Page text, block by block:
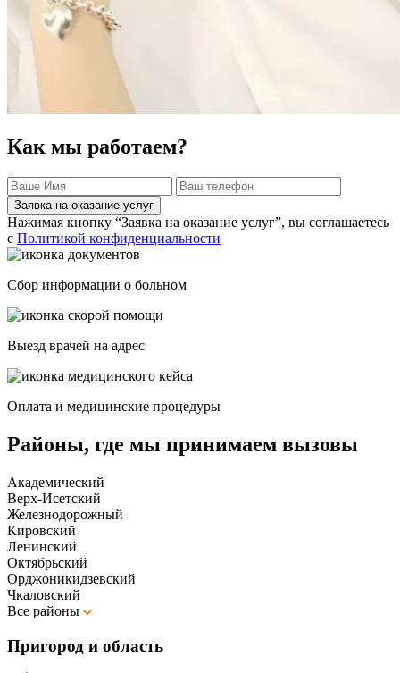
Как мы работаем?
Заявка на оказание услуг
Нажимая кнопку “Заявка на оказание услуг”, вы соглашаетесь
с Политикой конфиденциальности
Сбор информации о больном
Выезд врачей на адрес
Оплата и медицинские процедуры
Районы, где мы принимаем вызовы
Академический
Верх-Исетский
Железнодорожный
Кировский
Ленинский
Октябрьский
Орджоникидзевский
Чкаловский
Все районы
Пригород и область